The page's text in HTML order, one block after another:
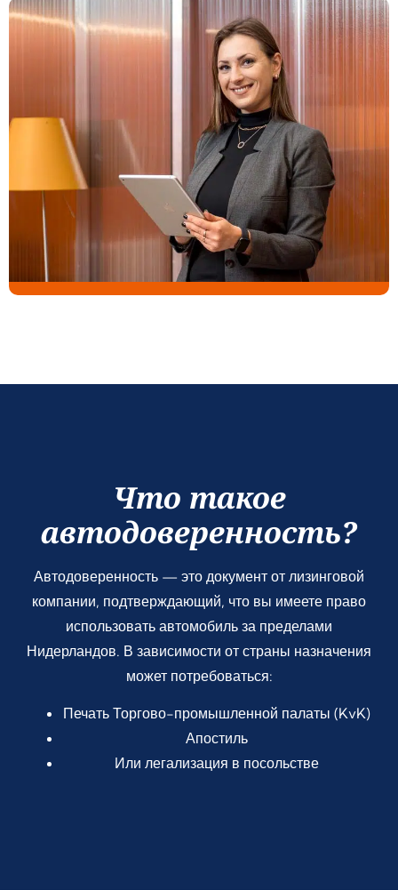
Что такое
автодоверенность?
Автодоверенность — это документ от лизинговой
компании, подтверждающий, что вы имеете право
использовать автомобиль за пределами
Нидерландов. В зависимости от страны назначения
может потребоваться:
Печать Торгово-промышленной палаты (KvK)
Апостиль
Или легализация в посольстве